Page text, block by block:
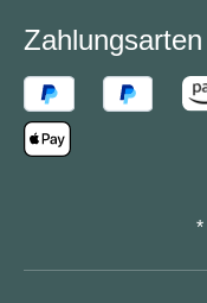
Zahlungsarten
*